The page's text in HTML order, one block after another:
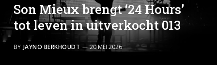
Son Mieux brengt ‘24 Hours’
tot leven in uitverkocht 013
BY JAYNO BERKHOUDT 20 MEI 2026